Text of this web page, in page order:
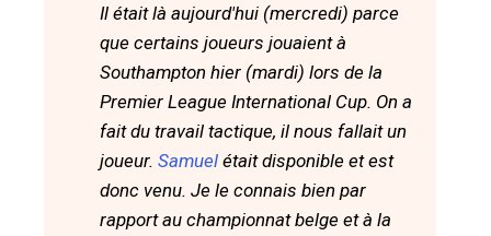
Il était là aujourd'hui (mercredi) parce
que certains joueurs jouaient à
Southampton hier (mardi) lors de la
Premier League International Cup. On a
fait du travail tactique, il nous fallait un
joueur. Samuel était disponible et est
donc venu. Je le connais bien par
rapport au championnat belge et à la